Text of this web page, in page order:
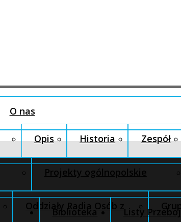
O nas
Opis Historia Zespół
Projekty ogólnopolskie
Oddziały Radia Osób z
Biblioteka Listy